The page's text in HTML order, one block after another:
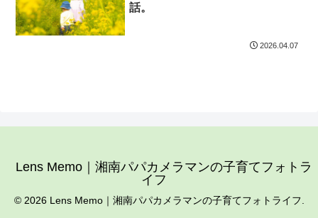
話。
2026.04.07
Lens Memo｜湘南パパカメラマンの子育てフォトラ
イフ
© 2026 Lens Memo｜湘南パパカメラマンの子育てフォトライフ.